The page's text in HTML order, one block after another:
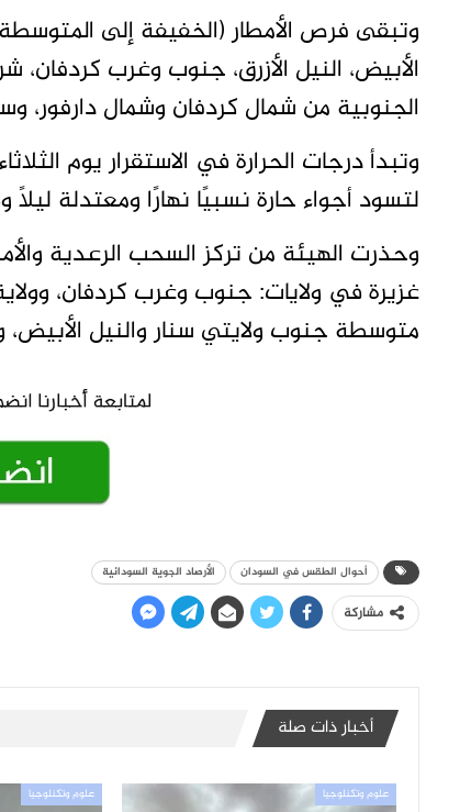
وتبقى فرص الأمطار (الخفيفة إلى
الأبيض، النيل الأزرق، جنوب وغرب كردفان،
الجنوبية من شمال كردفان وشمال دارفور،
وتبدأ درجات الحرارة في الاستقرار يوم
لتسود أجواء حارة نسبيًا نهارًا ومعتدلة ليلًا
وحذرت الهيئة من تركز السحب الرعدية
غزيرة في ولايات: جنوب وغرب كردفان،
متوسطة جنوب ولايتي سنار والنيل الأبيض،
أحوال الطقس في السودان الأرصاد الجوية السودانية
مشاركة
أخبار ذات صلة
علوم وتكنلوجيا علوم وتكنلوجيا